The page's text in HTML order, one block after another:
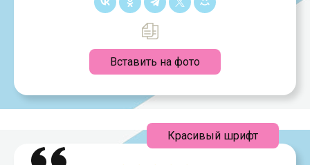
Вставить на фото
Красивый шрифт